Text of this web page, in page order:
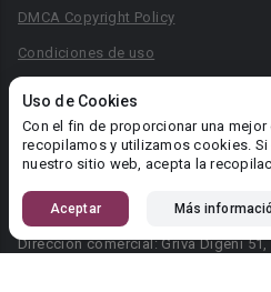
Uso de Cookies
Con el fin de proporcionar una mejor
recopilamos y utilizamos cookies.
nuestro sitio web, acepta la
Aceptar Más
DMCA Copyright Policy
Condiciones de uso
Reglas para la publicación de libros
Área RR.PP.: pr@booknet.com
© 2026 Booknet. Todos los
Dirección comercial: Griva Digeni